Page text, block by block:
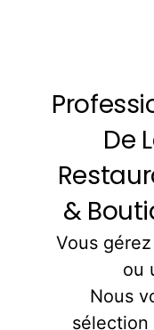
De
&
Vous
ou
Nous
sélection